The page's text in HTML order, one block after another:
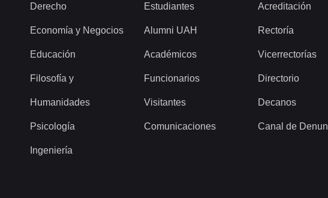
Derecho
Economía y Negocios
Educación
Filosofía y
Humanidades
Psicología
Ingeniería
Estudiantes
Alumni UAH
Académicos
Funcionarios
Visitantes
Comunicaciones
Acreditación
Rectoría
Vicerrectorías
Directorio
Decanos
Canal de